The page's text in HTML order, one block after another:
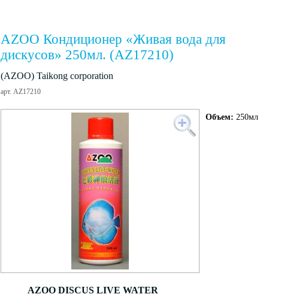
AZOO Кондиционер «Живая вода для
дискусов» 250мл. (AZ17210)
(AZOO) Taikong corporation
арт. AZ17210
Объем:250мл
AZOO DISCUS LIVE WATER